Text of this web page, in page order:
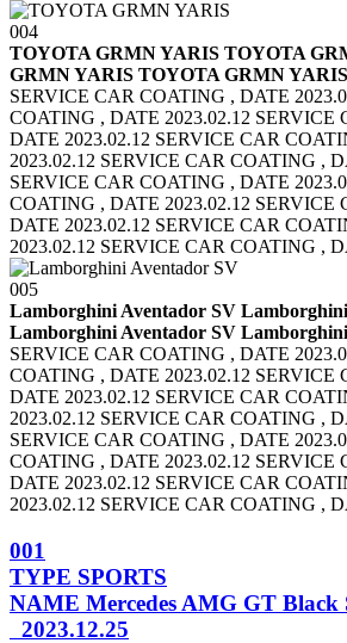
004
TOYOTA GRMN YARIS TOYOTA
GRMN YARIS TOYOTA GRMN YARIS
SERVICE CAR COATING , DATE
COATING , DATE 2023.02.12 SERVICE
DATE 2023.02.12 SERVICE CAR
2023.02.12 SERVICE CAR COATING ,
SERVICE CAR COATING , DATE
COATING , DATE 2023.02.12 SERVICE
DATE 2023.02.12 SERVICE CAR
2023.02.12 SERVICE CAR COATING ,
005
Lamborghini Aventador SV
Lamborghini Aventador SV
SERVICE CAR COATING , DATE
COATING , DATE 2023.02.12 SERVICE
DATE 2023.02.12 SERVICE CAR
2023.02.12 SERVICE CAR COATING ,
SERVICE CAR COATING , DATE
COATING , DATE 2023.02.12 SERVICE
DATE 2023.02.12 SERVICE CAR
2023.02.12 SERVICE CAR COATING ,
001
TYPE SPORTS
NAME Mercedes AMG GT Black
2023.12.25